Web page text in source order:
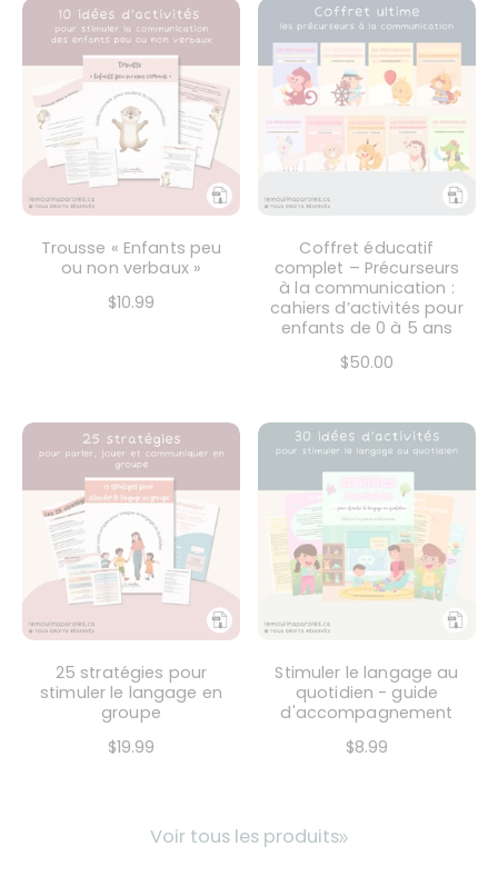
Trousse « Enfants peu
ou non verbaux »
$10.99
Coffret éducatif
complet – Précurseurs
à la communication :
cahiers d’activités pour
enfants de 0 à 5 ans
$50.00
25 stratégies pour
stimuler le langage en
groupe
$19.99
Stimuler le langage au
quotidien - guide
d'accompagnement
$8.99
Voir tous les produits